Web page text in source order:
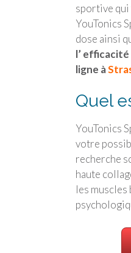
sportive qui
YouTonics
dose ainsi
l’
ligne à
Quel
YouTonics
votre
recherche
haute
les